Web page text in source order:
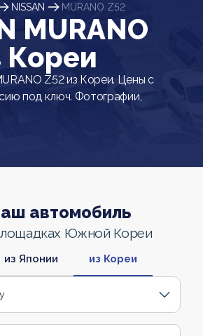
NISSAN MURANO Z52
MURANO
Кореи
Z52 из Кореи. Цены с
под ключ. Фотографии,
автомобиль
Южной Кореи
из Японии из Кореи